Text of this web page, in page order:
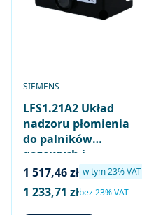
LFS1.21A2 Układ
nadzoru płomienia
do palników
gazowych i
olejowych,
współpraca z
czujnikiem płomienia
PRODUCENT
SIEMENS
Cena brutto
1 517,46 zł w tym %s VAT
w tym23%VAT
Cena netto
1 233,71 złbez 23% VAT